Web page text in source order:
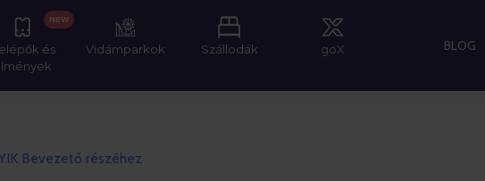
és
NEW
Vidámparkok Szállodák goX BLOG
Bevezető részéhez